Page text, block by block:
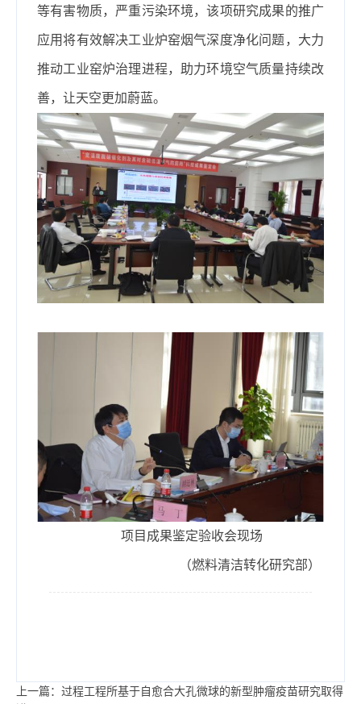
等有害物质，严重污染环境，该项研究成果的推广
应用将有效解决工业炉窑烟气深度净化问题，大力
推动工业窑炉治理进程，助力环境空气质量持续改
善，让天空更加蔚蓝。
项目成果鉴定验收会现场
（燃料清洁转化研究部）
上一篇：过程工程所基于自愈合大孔微球的新型肿瘤疫苗研究取得